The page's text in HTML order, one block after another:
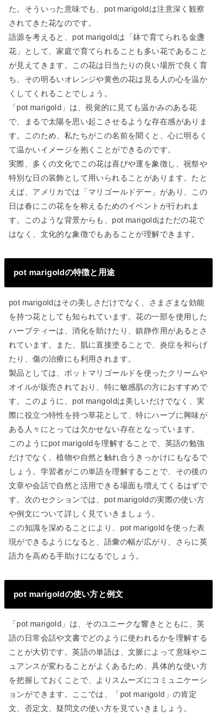
た。そういった意味でも、pot marigoldは注意深く観察
されてきた花なのです。
語源を考えると、pot marigoldは「鉢で育てられる金盞
花」として、家庭で育てられることも多い花であること
が見えてきます。この花は日当たりの良い場所で良く育
ち、その明るいオレンジや黄色の花は見る人の心を温か
くしてくれることでしょう。
「pot marigold」は、視覚的に見ても温かみのある花
で、まるで太陽を思い起こさせるような存在感がありま
す。このため、私たちがこの名前を聞くと、心に明るく
て温かいイメージを抱くことができるのです。
実際、多くの文化でこの花は喜びや運を象徴し、祝祭や
特別な日の装飾として用いられることがあります。たと
えば、アメリカでは「マリゴールドデー」があり、この
日は春にこの花をを称えるためのイベントが行われま
す。このような背景からも、pot marigoldはただの花で
はなく、文化的な象徴でもあることが理解できます。
pot marigoldの特徴と用途
pot marigoldはその美しさだけでなく、さまざまな効能
を持つ花としても知られています。花の一部を使用した
ハーブティーは、消化を助けたり、鎮静作用があるとさ
れています。また、肌に直接塗ることで、炎症を和らげ
たり、傷の治療にも利用されます。
製品としては、ポットマリゴールドを使ったクリームや
オイルが販売されており、特に敏感肌の方におすすめで
す。このように、pot marigoldは美しいだけでなく、実
際に役立つ特性を持つ草花として、特にハーブに興味が
ある人々にとっては欠かせない存在となっています。
このようにpot marigoldを理解することで、英語の勉強
だけでなく、植物や自然と触れ合うきっかけにもなるで
しょう。学習者がこの単語を理解することで、その後の
文章や会話で自然と活用できる場面も増えてくるはずで
す。次のセクションでは、pot marigoldの実際の使い方
や例文について詳しく見ていきましょう。
この知識を深めることにより、pot marigoldを使った表
現ができるようになると、語彙の幅が広がり、さらに英
語力を高める手助けになるでしょう。
pot marigoldの使い方と例文
「pot marigold」は、そのユニークな響きとともに、英
語の日常会話や文書でどのように使われるかを理解する
ことが大切です。英語の単語は、文脈によって意味やニ
ュアンスが変わることがよくあるため、具体的な使い方
を把握しておくことで、よりスムーズにコミュニケーシ
ョンができます。ここでは、「pot marigold」の肯定
文、否定文、疑問文の使い方を見ていきましょう。